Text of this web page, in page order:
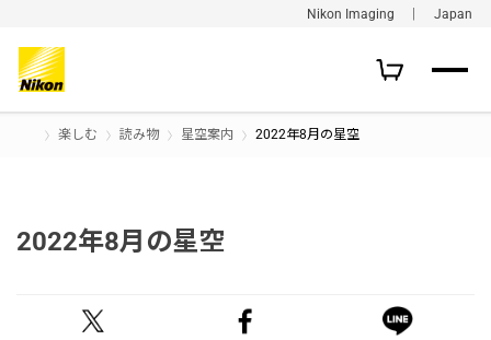
Nikon Imaging ｜ Japan
楽しむ 読み物 星空案内 2022年8月の星空
2022年8月の星空